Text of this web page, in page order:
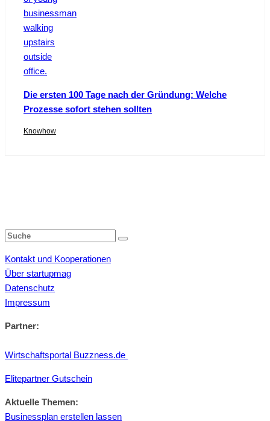
Die ersten 100 Tage nach der Gründung: Welche
Prozesse sofort stehen sollten
Knowhow
Kontakt und Kooperationen
Über startupmag
Datenschutz
Impressum
Partner:
Wirtschaftsportal Buzzness.de
Elitepartner Gutschein
Aktuelle Themen:
Businessplan erstellen lassen